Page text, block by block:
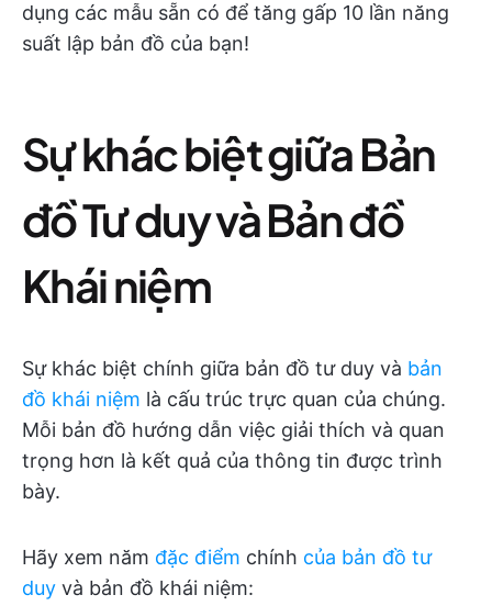
dụng các mẫu sẵn có để tăng gấp 10 lần năng
suất lập bản đồ của bạn!
Sự khác biệt giữa Bản
đồ Tư duy và Bản đồ
Khái niệm
Sự khác biệt chính giữa bản đồ tư duy và bản
đồ khái niệm là cấu trúc trực quan của chúng.
Mỗi bản đồ hướng dẫn việc giải thích và quan
trọng hơn là kết quả của thông tin được trình
bày.
Hãy xem năm đặc điểm chính của bản đồ tư
duy và bản đồ khái niệm: